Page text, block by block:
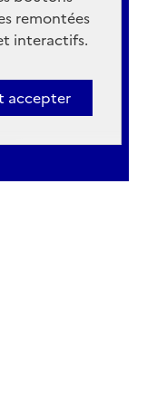
remontées
interactifs.
accepter